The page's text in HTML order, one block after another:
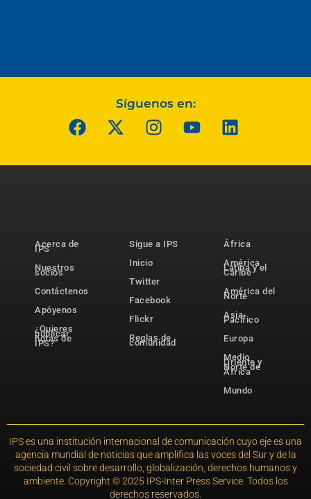
Síguenos en:
Acerca de
IPS
Nuestros
socios
Contáctenos
Apóyenos
¿Quieres
publicar
notas de
IPS?
Sigue a IPS
Inicio
Twitter
Facebook
Flickr
Reglas de
comunidad
África
América
Latina y el
Caribe
América del
Norte
Asia-
Pacífico
Europa
Medio
Oriente y
Norte de
África
Mundo
IPS es una institución internacional de comunicación cuyo eje es una
agencia mundial de noticias que amplifica las voces del Sur y de la
sociedad civil sobre desarrollo, globalización, derechos humanos y
ambiente. Copyright © 2025 IPS-Inter Press Service. Todos los
derechos reservados.